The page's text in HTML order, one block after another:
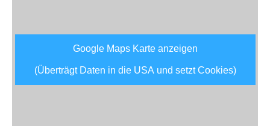
Google Maps Karte anzeigen
(Überträgt Daten in die USA und setzt Cookies)